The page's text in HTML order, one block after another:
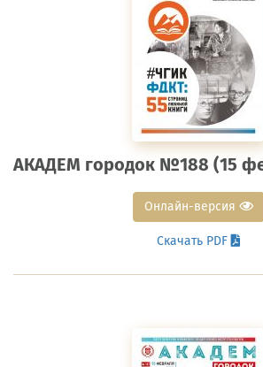
АКАДЕМ городок №188 (15
Онлайн-версия
Скачать PDF